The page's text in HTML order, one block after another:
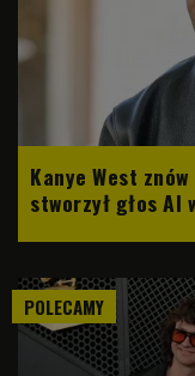
Kanye West
stworzył głos
POLECAMY